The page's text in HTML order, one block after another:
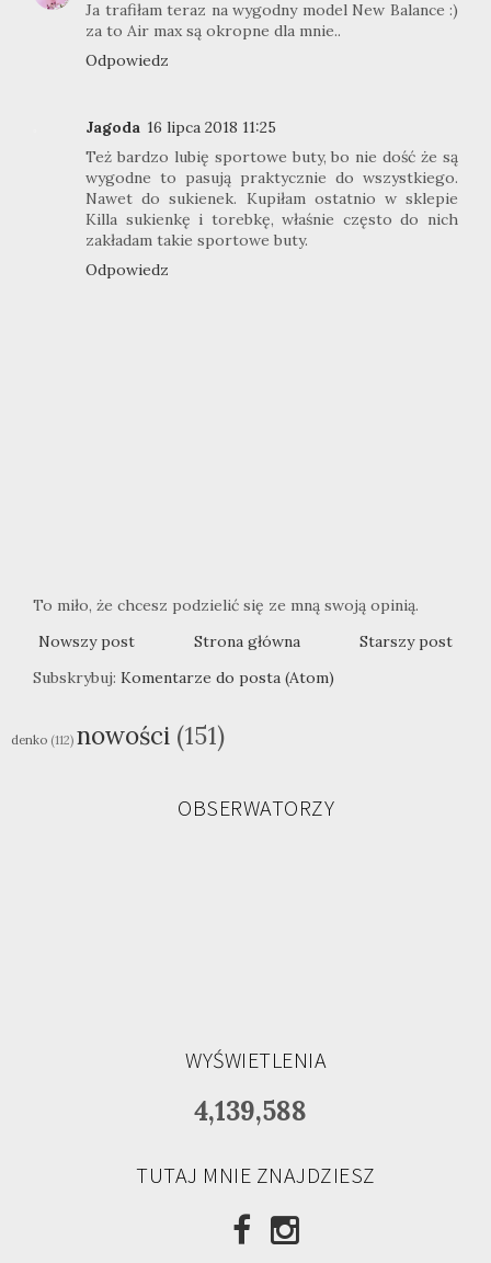
Ja trafiłam teraz na wygodny model New Balance :)
za to Air max są okropne dla mnie..
Odpowiedz
Jagoda 16 lipca 2018 11:25
Też bardzo lubię sportowe buty, bo nie dość że są
wygodne to pasują praktycznie do wszystkiego.
Nawet do sukienek. Kupiłam ostatnio w sklepie
Killa sukienkę i torebkę, właśnie często do nich
zakładam takie sportowe buty.
Odpowiedz
To miło, że chcesz podzielić się ze mną swoją opinią.
Nowszy post
Starszy post
Strona główna
Subskrybuj: Komentarze do posta (Atom)
denko (112) nowości (151)
OBSERWATORZY
WYŚWIETLENIA
4,139,588
TUTAJ MNIE ZNAJDZIESZ